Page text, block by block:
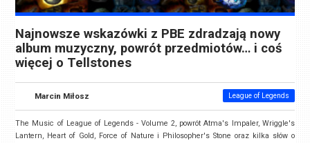
Najnowsze wskazówki z PBE zdradzają nowy
album muzyczny, powrót przedmiotów… i coś
więcej o Tellstones
Marcin Miłosz League of Legends
The Music of League of Legends - Volume 2, powrót Atma's Impaler, Wriggle's
Lantern, Heart of Gold, Force of Nature i Philosopher's Stone oraz kilka słów o